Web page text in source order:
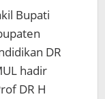
Bupati
DR
hadir
DR H